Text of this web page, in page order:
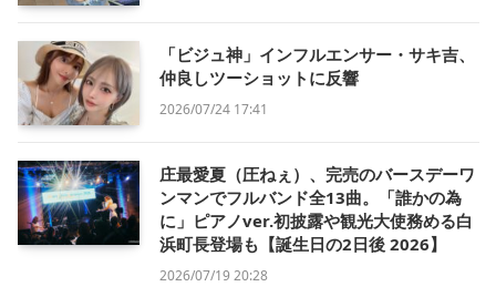
「ビジュ神」インフルエンサー・サキ吉、
仲良しツーショットに反響
2026/07/24 17:41
庄最愛夏（圧ねぇ）、完売のバースデーワ
ンマンでフルバンド全13曲。「誰かの為
に」ピアノver.初披露や観光大使務める白
浜町長登場も【誕生日の2日後 2026】
2026/07/19 20:28